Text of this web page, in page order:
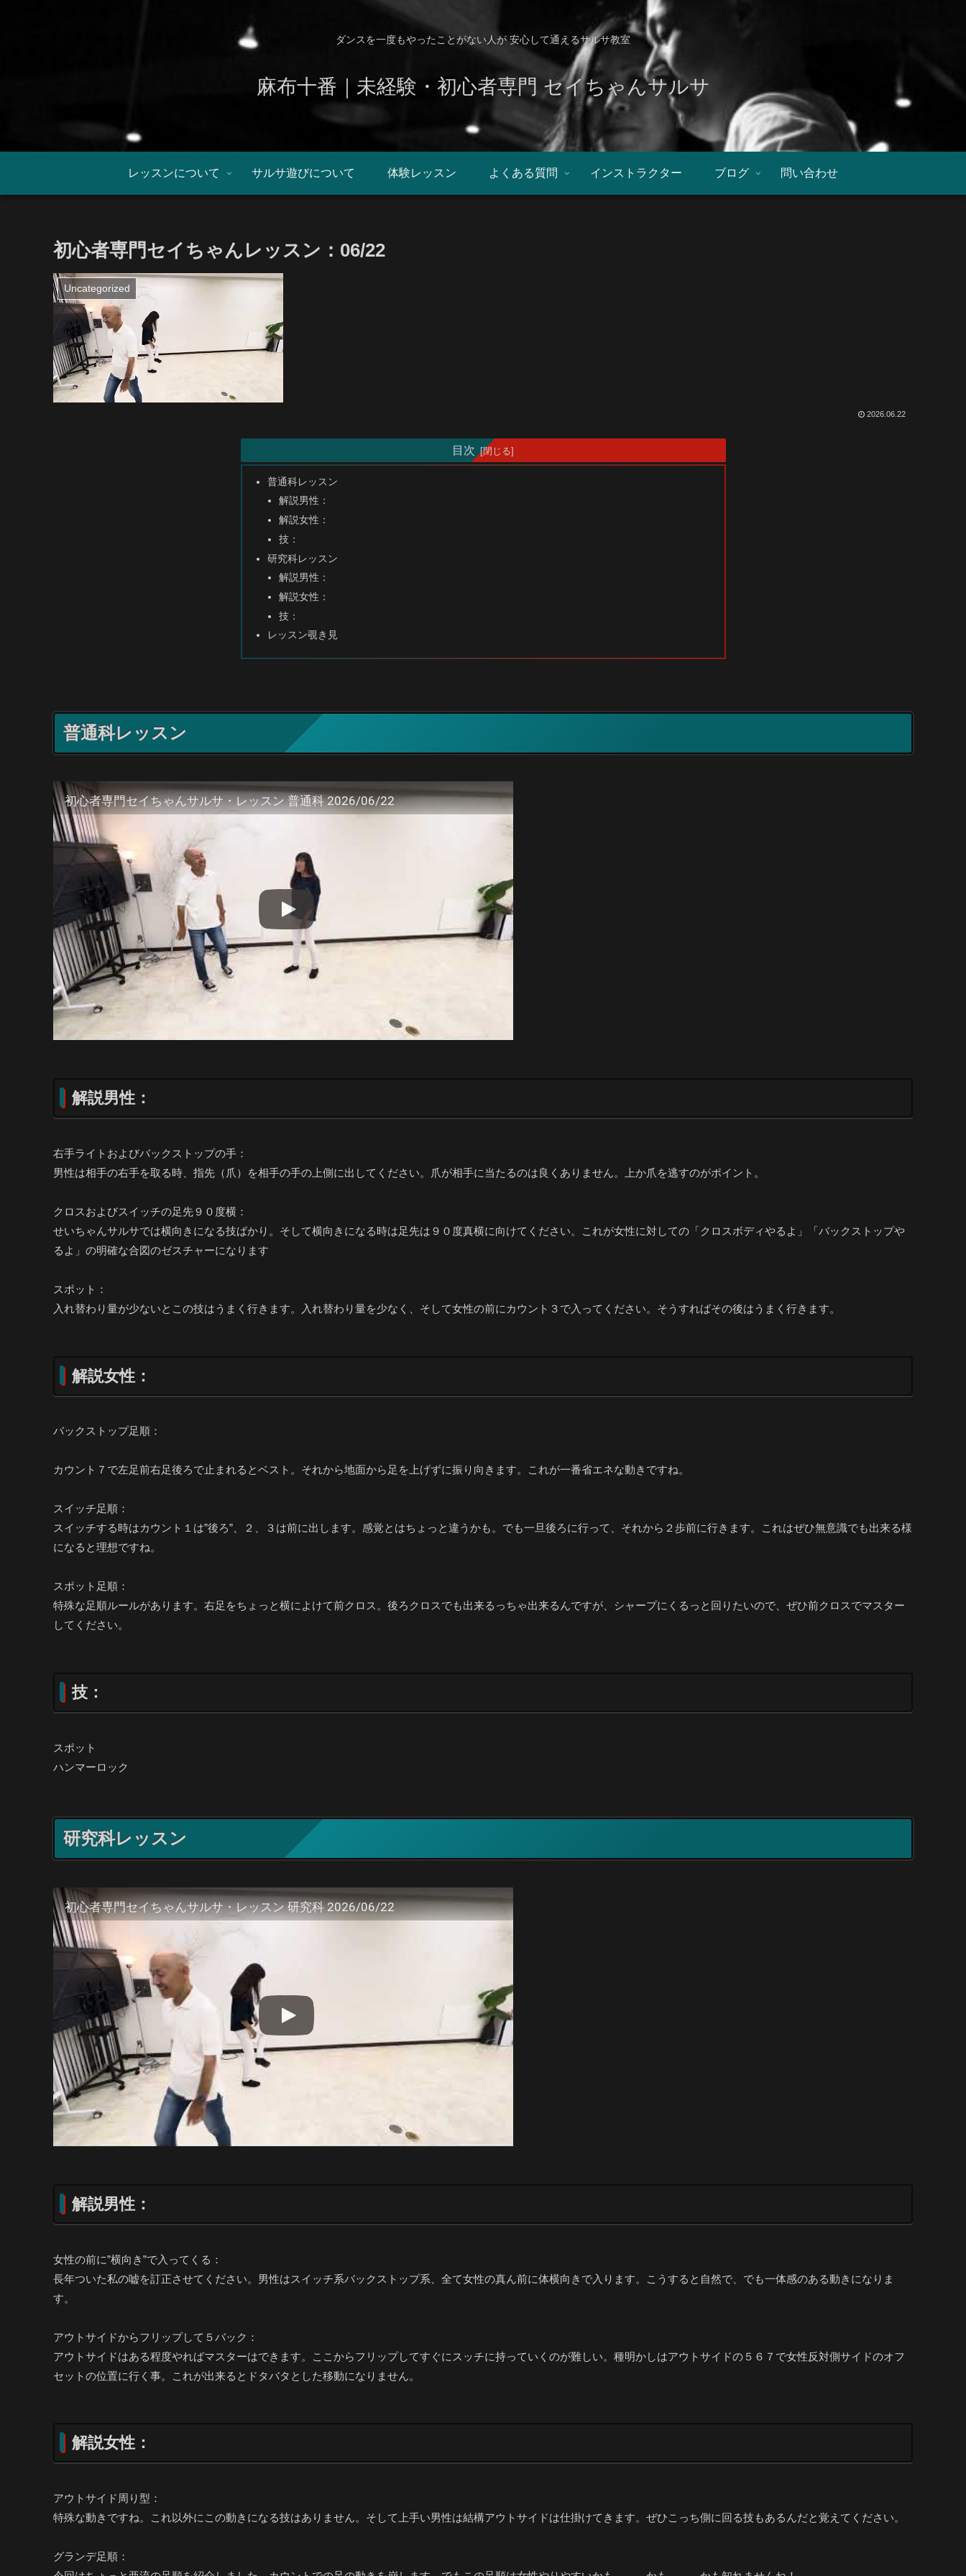
ダンスを一度もやったことがない人が 安心して通えるサルサ教室
麻布十番｜未経験・初心者専門 セイちゃんサルサ
レッスンについて サルサ遊びについて 体験レッスン よくある質問 インストラクター ブログ 問い合わせ
初心者専門セイちゃんレッスン：06/22
Uncategorized
2026.06.22
目次
普通科レッスン
解説男性：
解説女性：
技：
研究科レッスン
解説男性：
解説女性：
技：
レッスン覗き見
普通科レッスン
初心者専門セイちゃんサルサ・レッスン 普通科 2026/06/22
解説男性：
右手ライトおよびバックストップの手：
男性は相手の右手を取る時、指先（爪）を相手の手の上側に出してください。爪が相手に当たるのは良くありません。上か爪を逃すのがポイント。
クロスおよびスイッチの足先９０度横：
せいちゃんサルサでは横向きになる技ばかり。そして横向きになる時は足先は９０度真横に向けてください。これが女性に対しての「クロスボディやるよ」「バックストップや
るよ」の明確な合図のゼスチャーになります
スポット：
入れ替わり量が少ないとこの技はうまく行きます。入れ替わり量を少なく、そして女性の前にカウント３で入ってください。そうすればその後はうまく行きます。
解説女性：
バックストップ足順：
カウント７で左足前右足後ろで止まれるとベスト。それから地面から足を上げずに振り向きます。これが一番省エネな動きですね。
スイッチ足順：
スイッチする時はカウント１は”後ろ”、２、３は前に出します。感覚とはちょっと違うかも。でも一旦後ろに行って、それから２歩前に行きます。これはぜひ無意識でも出来る様
になると理想ですね。
スポット足順：
特殊な足順ルールがあります。右足をちょっと横によけて前クロス。後ろクロスでも出来るっちゃ出来るんですが、シャープにくるっと回りたいので、ぜひ前クロスでマスター
してください。
技：
スポット
ハンマーロック
研究科レッスン
初心者専門セイちゃんサルサ・レッスン 研究科 2026/06/22
解説男性：
女性の前に”横向き”で入ってくる：
長年ついた私の嘘を訂正させてください。男性はスイッチ系バックストップ系、全て女性の真ん前に体横向きで入ります。こうすると自然で、でも一体感のある動きになりま
す。
アウトサイドからフリップして５バック：
アウトサイドはある程度やればマスターはできます。ここからフリップしてすぐにスッチに持っていくのが難しい。種明かしはアウトサイドの５６７で女性反対側サイドのオフ
セットの位置に行く事。これが出来るとドタバタとした移動になりません。
解説女性：
アウトサイド周り型：
特殊な動きですね。これ以外にこの動きになる技はありません。そして上手い男性は結構アウトサイドは仕掛けてきます。ぜひこっち側に回る技もあるんだと覚えてください。
グランデ足順：